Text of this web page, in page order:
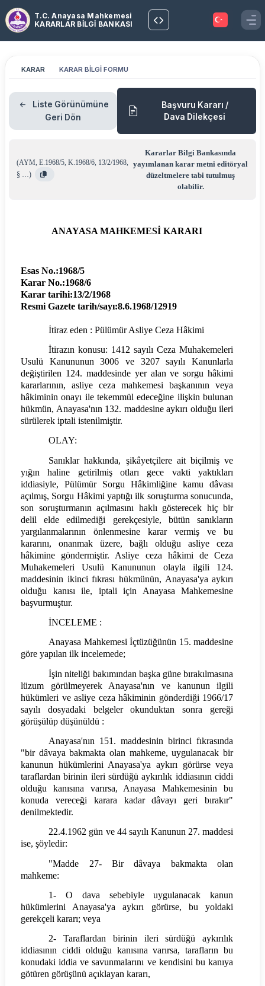
T.C. Anayasa Mahkemesi
KARARLAR BİLGİ BANKASI
KARAR KARAR BİLGİ FORMU
Liste Görünümüne
Geri Dön
Başvuru Kararı /
Dava Dilekçesi
(AYM, E.1968/5, K.1968/6, 13/2/1968,
§ …)
Kararlar Bilgi Bankasında
yayımlanan karar metni editöryal
düzeltmelere tabi tutulmuş
olabilir.